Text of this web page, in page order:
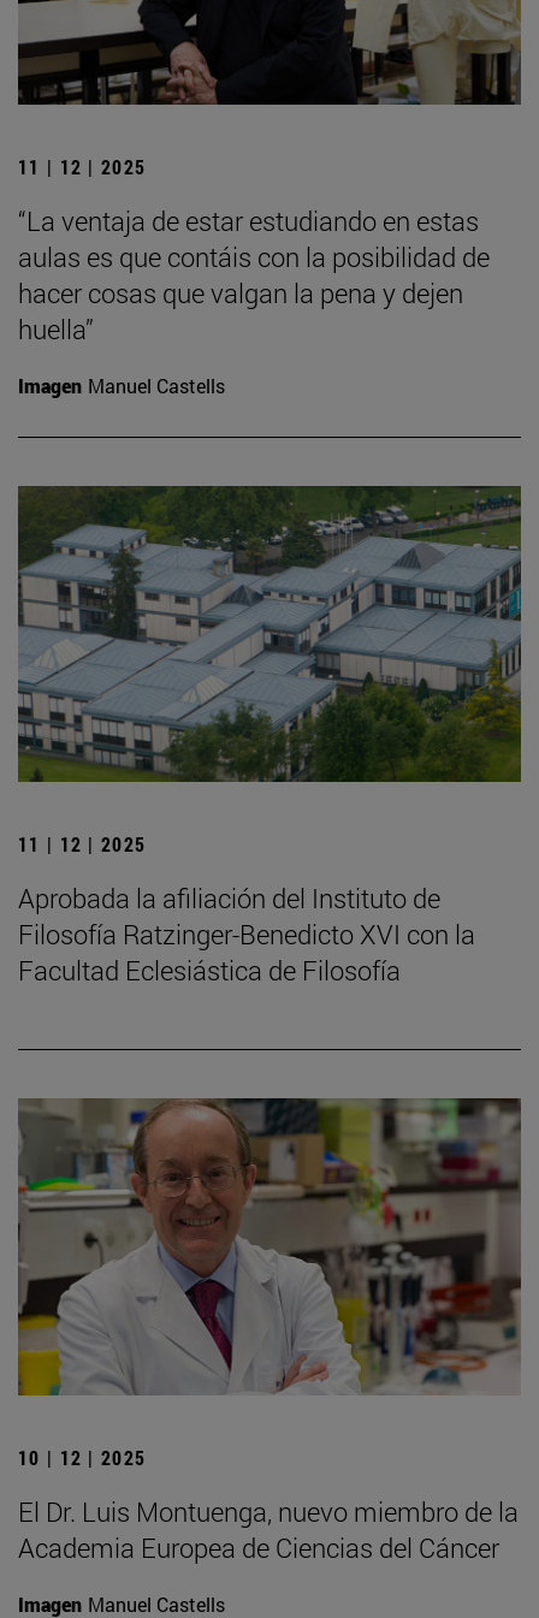
11 | 12 | 2025
“La ventaja de estar estudiando en estas
aulas es que contáis con la posibilidad de
hacer cosas que valgan la pena y dejen
huella”
Imagen Manuel Castells
11 | 12 | 2025
Aprobada la afiliación del Instituto de
Filosofía Ratzinger-Benedicto XVI con la
Facultad Eclesiástica de Filosofía
10 | 12 | 2025
El Dr. Luis Montuenga, nuevo miembro de la
Academia Europea de Ciencias del Cáncer
Imagen Manuel Castells